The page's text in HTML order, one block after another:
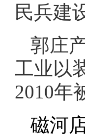
民兵建
郭庄
工业以
2010年
磁河